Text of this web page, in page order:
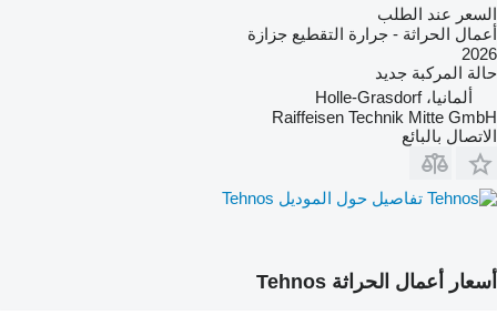
السعر عند الطلب
أعمال الحراثة - جرارة التقطيع جزازة
2026
حالة المركبة جديد
ألمانيا، Holle-Grasdorf
Raiffeisen Technik Mitte GmbH
الاتصال بالبائع
تفاصيل حول الموديل Tehnos
أسعار أعمال الحراثة Tehnos